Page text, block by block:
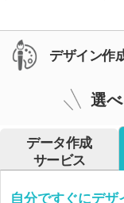
デザイン作
選
データ作成
サービス
自分ですぐにデザ